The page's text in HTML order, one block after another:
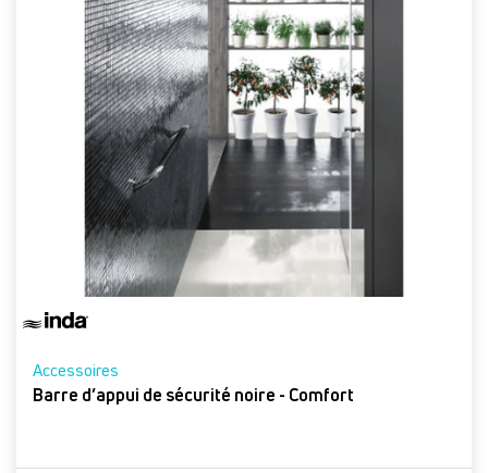
Accessoires
Barre d’appui de sécurité noire - Comfort